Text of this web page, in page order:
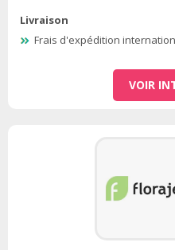
Livraison
Frais d'expédition
VOIR